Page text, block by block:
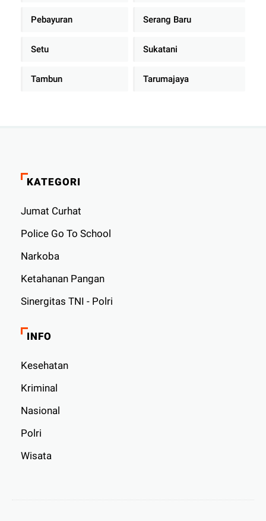
Pebayuran Serang Baru
Setu Sukatani
Tambun Tarumajaya
KATEGORI
Jumat Curhat
Police Go To School
Narkoba
Ketahanan Pangan
Sinergitas TNI - Polri
INFO
Kesehatan
Kriminal
Nasional
Polri
Wisata